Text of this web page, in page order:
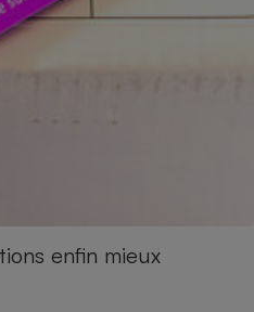
enfin mieux